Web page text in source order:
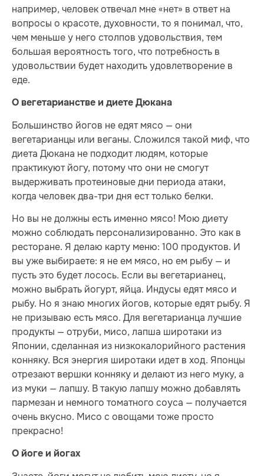
например, человек отвечал мне «нет» в ответ на
вопросы о красоте, духовности, то я понимал, что,
чем меньше у него столпов удовольствия, тем
большая вероятность того, что потребность в
удовольствии будет находить удовлетворение в
еде.
О вегетарианстве и диете Дюкана
Большинство йогов не едят мясо — они
вегетарианцы или веганы. Сложился такой миф, что
диета Дюкана не подходит людям, которые
практикуют йогу, потому что они не смогут
выдерживать протеиновые дни периода атаки,
когда человек два-три дня ест только белки.
Но вы не должны есть именно мясо! Мою диету
можно соблюдать персонализированно. Это как в
ресторане. Я делаю карту меню: 100 продуктов. И
вы уже выбираете: я не ем мясо, но ем рыбу — и
пусть это будет лосось. Если вы вегетарианец,
можно выбрать йогурт, яйца. Индусы едят мясо и
рыбу. Но я знаю многих йогов, которые едят рыбу. Я
не призываю есть мясо. Для вегетарианца лучшие
продукты — отруби, мисо, лапша широтаки из
Японии, сделанная из низкокалорийного растения
конняку. Вся энергия широтаки идет в ход. Японцы
отрезают вершки конняку и делают из него муку, а
из муки — лапшу. В такую лапшу можно добавлять
пармезан и немного томатного соуса — получается
очень вкусно. Мисо с овощами тоже просто
прекрасно!
О йоге и йогах